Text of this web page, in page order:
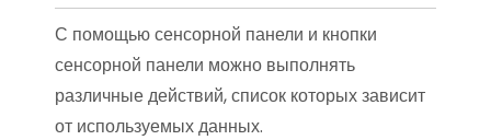
С помощью сенсорной панели и кнопки
сенсорной панели можно выполнять
различные действий, список которых зависит
от используемых данных.